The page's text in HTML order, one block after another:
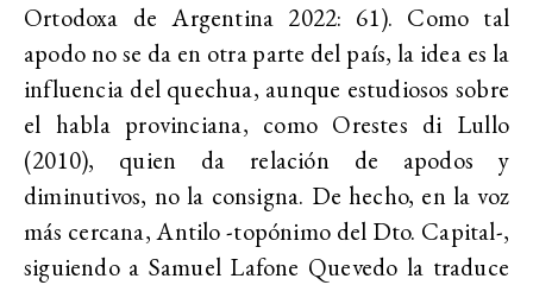
Ortodoxa de Argentina 2022: 61). Como tal
apodo no se da en otra parte del país, la idea es la
influencia del quechua, aunque estudiosos sobre
el habla provinciana, como Orestes di Lullo
(2010), quien da relación de apodos y
diminutivos, no la consigna. De hecho, en la voz
más cercana, Antilo -topónimo del Dto. Capital-,
siguiendo a Samuel Lafone Quevedo la traduce